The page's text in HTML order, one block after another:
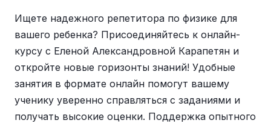
Ищете надежного репетитора по физике для
вашего ребенка? Присоединяйтесь к онлайн-
курсу с Еленой Александровной Карапетян и
откройте новые горизонты знаний! Удобные
занятия в формате онлайн помогут вашему
ученику уверенно справляться с заданиями и
получать высокие оценки. Поддержка опытного